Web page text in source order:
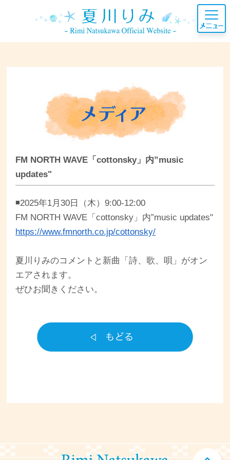
FM NORTH WAVE「cottonsky」内”music
updates"
◾️2025年1月30日（木）9:00-12:00
FM NORTH WAVE「cottonsky」内”music updates"
https://www.fmnorth.co.jp/cottonsky/
夏川りみのコメントと新曲「詩、歌、唄」がオン
エアされます。
ぜひお聞きください。